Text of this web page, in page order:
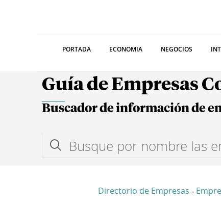
PORTADA ECONOMIA NEGOCIOS
Guía de Empresas
Buscador de información de
Directorio de Empresas -